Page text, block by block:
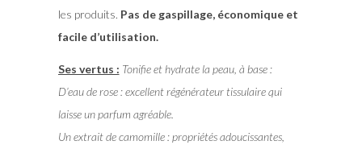
les produits. Pas de gaspillage, économique et
facile d’utilisation.
Ses vertus : Tonifie et hydrate la peau, à base :
D’eau de rose : excellent régénérateur tissulaire qui
laisse un parfum agréable.
Un extrait de camomille : propriétés adoucissantes,